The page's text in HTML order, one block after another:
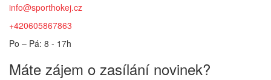
info@sporthokej.cz
+420605867863
Po – Pá: 8 - 17h
Máte zájem o zasílání novinek?